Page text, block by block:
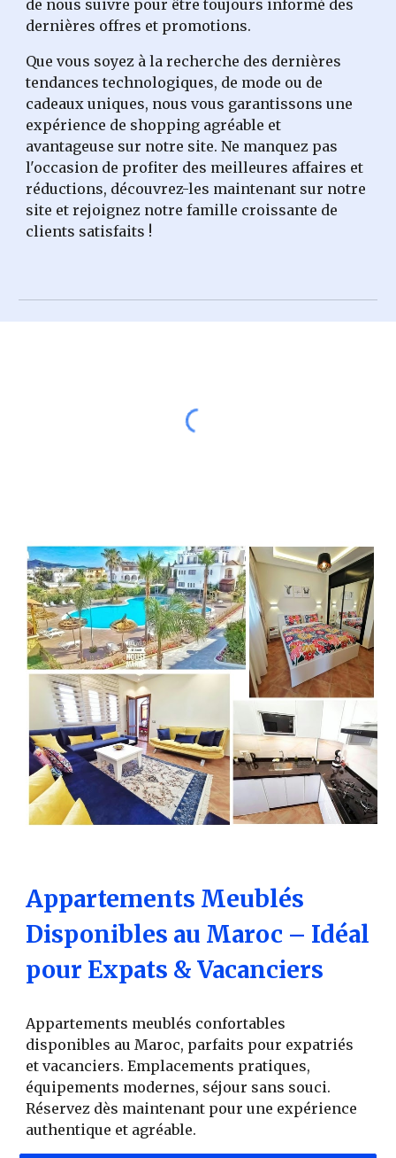
de nous suivre pour être toujours informé des
dernières offres et promotions.
Que vous soyez à la recherche des dernières
tendances technologiques, de mode ou de
cadeaux uniques, nous vous garantissons une
expérience de shopping agréable et
avantageuse sur notre site. Ne manquez pas
l'occasion de profiter des meilleures affaires et
réductions, découvrez-les maintenant sur notre
site et rejoignez notre famille croissante de
clients satisfaits !
Appartements Meublés
Disponibles au Maroc – Idéal
pour Expats & Vacanciers
Appartements meublés confortables
disponibles au Maroc, parfaits pour expatriés
et vacanciers. Emplacements pratiques,
équipements modernes, séjour sans souci.
Réservez dès maintenant pour une expérience
authentique et agréable.